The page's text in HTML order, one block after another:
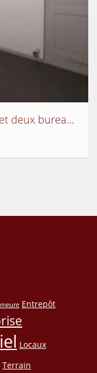
Immeuble de 3 appartements et deux bureaux centre de Billom
Entrepôt
Locaux
Terrain